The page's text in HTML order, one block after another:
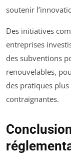
soutenir
Des initiatives
entreprises
des subventions
renouvelables,
des pratiques
contraignantes.